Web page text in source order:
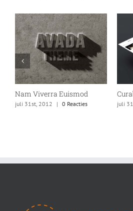
Nam Viverra Euismod
juli 31st, 2012 | 0 Reacties juli